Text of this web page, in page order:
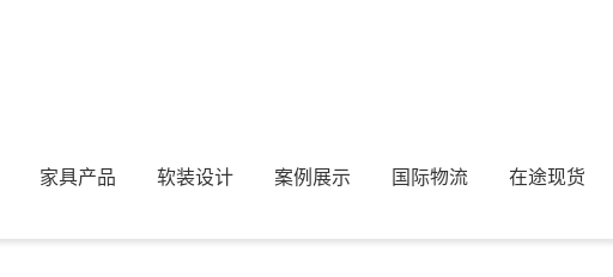
家具产品 软装设计 案例展示 国际物流 在途现货